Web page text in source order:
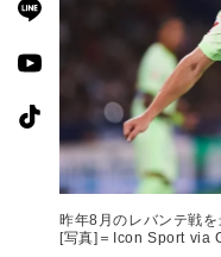
昨年8月のレバンテ戦
[写真]＝Icon Sport via